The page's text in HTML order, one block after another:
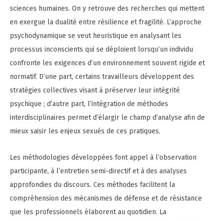
sciences humaines. On y retrouve des recherches qui mettent
en exergue la dualité entre résilience et fragilité. L’approche
psychodynamique se veut heuristique en analysant les
processus inconscients qui se déploient lorsqu’un individu
confronte les exigences d’un environnement souvent rigide et
normatif. D’une part, certains travailleurs développent des
stratégies collectives visant à préserver leur intégrité
psychique ; d’autre part, l’intégration de méthodes
interdisciplinaires permet d’élargir le champ d’analyse afin de
mieux saisir les enjeux sexués de ces pratiques.
Les méthodologies développées font appel à l’observation
participante, à l’entretien semi-directif et à des analyses
approfondies du discours. Ces méthodes facilitent la
compréhension des mécanismes de défense et de résistance
que les professionnels élaborent au quotidien. La